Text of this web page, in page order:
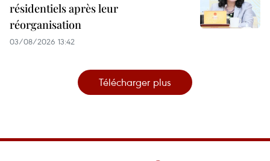
résidentiels après leur
réorganisation
03/08/2026 13:42
Télécharger plus